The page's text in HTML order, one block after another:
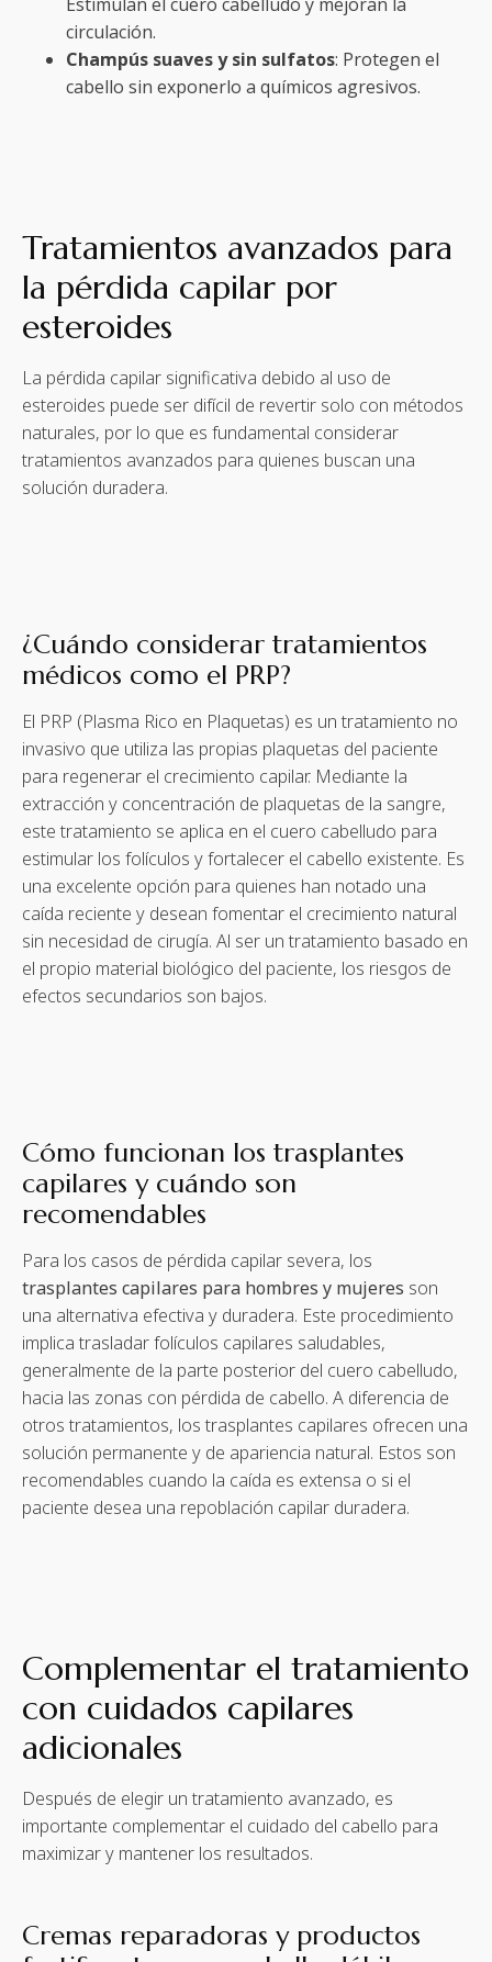
circulación.
Champús suaves y sin sulfatos: Protegen el
cabello sin exponerlo a químicos agresivos.
Tratamientos avanzados para
la pérdida capilar por
esteroides
La pérdida capilar significativa debido al uso de
esteroides puede ser difícil de revertir solo con métodos
naturales, por lo que es fundamental considerar
tratamientos avanzados para quienes buscan una
solución duradera.
¿Cuándo considerar tratamientos
médicos como el PRP?
El PRP (Plasma Rico en Plaquetas) es un tratamiento no
invasivo que utiliza las propias plaquetas del paciente
para regenerar el crecimiento capilar. Mediante la
extracción y concentración de plaquetas de la sangre,
este tratamiento se aplica en el cuero cabelludo para
estimular los folículos y fortalecer el cabello existente. Es
una excelente opción para quienes han notado una
caída reciente y desean fomentar el crecimiento natural
sin necesidad de cirugía. Al ser un tratamiento basado en
el propio material biológico del paciente, los riesgos de
efectos secundarios son bajos.
Cómo funcionan los trasplantes
capilares y cuándo son
recomendables
Para los casos de pérdida capilar severa, los
trasplantes capilares para hombres y mujeres son
una alternativa efectiva y duradera. Este procedimiento
implica trasladar folículos capilares saludables,
generalmente de la parte posterior del cuero cabelludo,
hacia las zonas con pérdida de cabello. A diferencia de
otros tratamientos, los trasplantes capilares ofrecen una
solución permanente y de apariencia natural. Estos son
recomendables cuando la caída es extensa o si el
paciente desea una repoblación capilar duradera.
Complementar el tratamiento
con cuidados capilares
adicionales
Después de elegir un tratamiento avanzado, es
importante complementar el cuidado del cabello para
maximizar y mantener los resultados.
Cremas reparadoras y productos